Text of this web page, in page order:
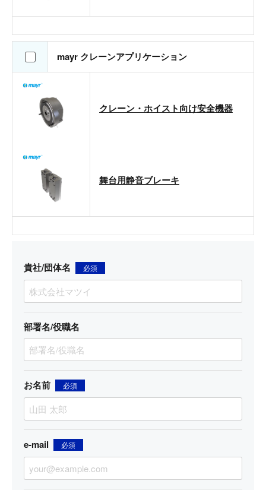
mayr クレーンアプリケーション
クレーン・ホイスト向け安全機器
舞台用静音ブレーキ
貴社/団体名 必須
部署名/役職名
お名前 必須
e-mail 必須